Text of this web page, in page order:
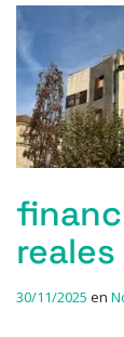
30/11/2025 en